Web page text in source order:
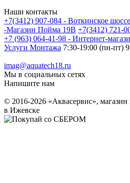
Наши контакты
+7(3412) 907-084 - Воткинское
-Магазин Пойма 19В +7(3412) 721-
+7 (963) 064-41-98 - Интернет-
Услуги Монтажа 7:30-19:00 (пн-пт)
imag@aquatech18.ru
Мы в социальных сетях
Напишите нам
© 2016-2026 «Аквасервис»,
в Ижевске